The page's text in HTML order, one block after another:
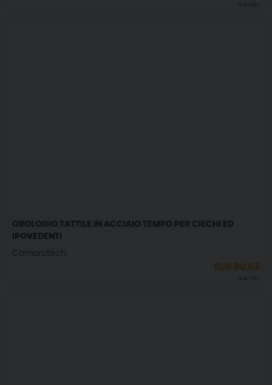
IVA incl.
OROLOGIO TATTILE IN ACCIAIO TEMPO PER CIECHI ED
IPOVEDENTI
Cambratech
EUR 90,63
IVA incl.